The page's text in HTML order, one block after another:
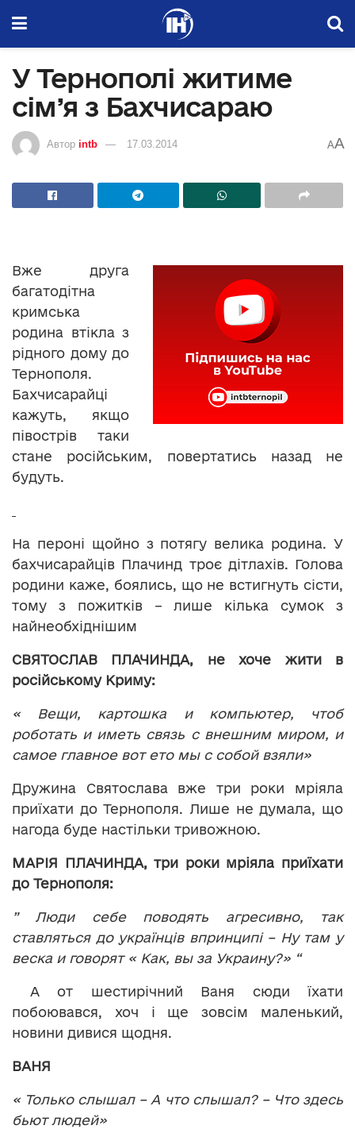
У Тернополі житиме
сім’я з Бахчисараю
Автор intb 17.03.2014 AA
Вже друга
багатодітна
кримська
родина втікла з
рідного дому до
Тернополя.
Бахчисарайці
кажуть, якщо
півострів таки
стане російським, повертатись назад не
будуть.
На пероні щойно з потягу велика родина. У
бахчисарайців Плачинд троє дітлахів. Голова
родини каже, боялись, що не встигнуть сісти,
тому з пожитків – лише кілька сумок з
найнеобхіднішим
СВЯТОСЛАВ ПЛАЧИНДА, не хоче жити в
російському Криму:
« Вещи, картошка и компьютер, чтоб
роботать и иметь связь с внешним миром, и
самое главное вот ето мы с собой взяли»
Дружина Святослава вже три роки мріяла
приїхати до Тернополя. Лише не думала, що
нагода буде настільки тривожною.
МАРІЯ ПЛАЧИНДА, три роки мріяла приїхати
до Тернополя:
” Люди себе поводять агресивно, так
ставляться до українців впринципі – Ну там у
веска и говорят « Как, вы за Украину?» “
А от шестирічний Ваня сюди їхати
побоювався, хоч і ще зовсім маленький,
новини дивися щодня.
ВАНЯ
« Только слышал – А что слышал? – Что здесь
бьют людей»